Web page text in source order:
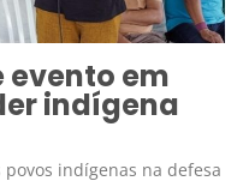
em
indígena
indígenas na defesa